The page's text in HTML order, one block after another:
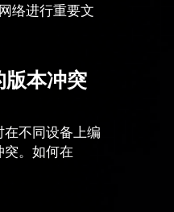
络进行重要文
版本冲突
不同设备上编
突。如何在